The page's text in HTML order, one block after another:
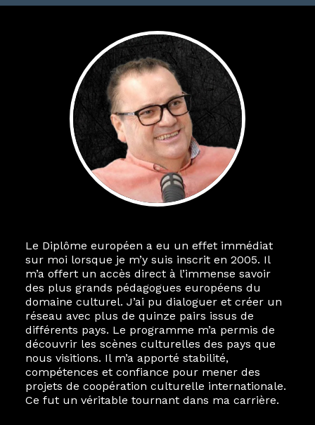
Le Diplôme européen a eu un effet immédiat
sur moi lorsque je m’y suis inscrit en 2005. Il
m’a offert un accès direct à l’immense savoir
des plus grands pédagogues européens du
domaine culturel. J’ai pu dialoguer et créer un
réseau avec plus de quinze pairs issus de
différents pays. Le programme m’a permis de
découvrir les scènes culturelles des pays que
nous visitions. Il m’a apporté stabilité,
compétences et confiance pour mener des
projets de coopération culturelle internationale.
Ce fut un véritable tournant dans ma carrière.